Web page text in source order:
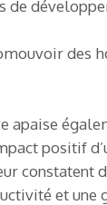
de
des
apaise
positif
constatent
et une